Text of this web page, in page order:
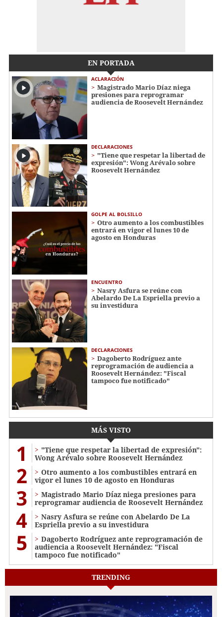
EN PORTADA
ACLARACIÓN
Magistrado Mario Díaz niega
presiones para reprogramar
audiencia de Roosevelt Hernández
DECLARACIONES
"Tiene que respetar la libertad de
expresión": Wong Arévalo sobre
Roosevelt Hernández
GOLPE AL BOLSILLO
Otro aumento a los combustibles
entrará en vigor el lunes 10 de
agosto en Honduras
ENCUENTRO
Nasry Asfura se reúne con
Abelardo De La Espriella previo a
su investidura
DECLARACIONES
Dagoberto Rodríguez ante
reprogramación de audiencia a
Roosevelt Hernández: "Fiscal
tampoco fue notificado"
MÁS VISTO
1
"Tiene que respetar la libertad de expresión":
Wong Arévalo sobre Roosevelt Hernández
2
Otro aumento a los combustibles entrará en
vigor el lunes 10 de agosto en Honduras
3
Magistrado Mario Díaz niega presiones para
reprogramar audiencia de Roosevelt Hernández
4
Nasry Asfura se reúne con Abelardo De La
Espriella previo a su investidura
5
Dagoberto Rodríguez ante reprogramación de
audiencia a Roosevelt Hernández: "Fiscal
tampoco fue notificado"
TRENDING